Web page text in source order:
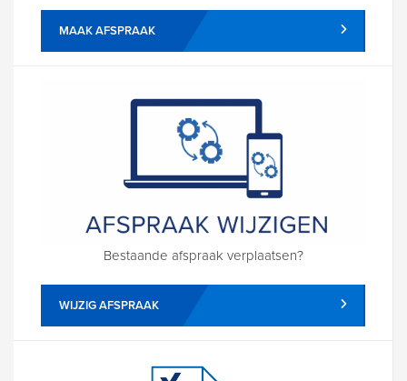
MAAK AFSPRAAK
Bestaande afspraak verplaatsen?
WIJZIG AFSPRAAK